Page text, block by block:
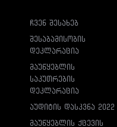
ჩვენ შესახებ
შესაბამისობის
დეკლარაცია
მაუწყებლის
საკუთრების
დეკლარაცია
აუდიტის დასკვნა 2022
მაუწყებლის ქცევის